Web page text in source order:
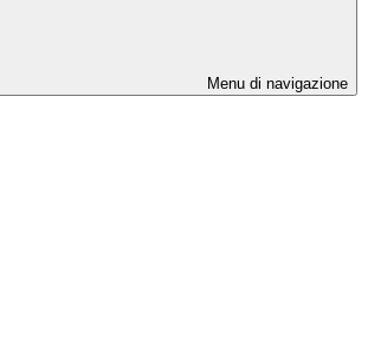
Menu di navigazione